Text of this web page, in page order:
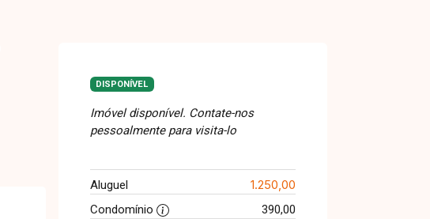
DISPONÍVEL
Imóvel disponível. Contate-nos
pessoalmente para visita-lo
Aluguel 1.250,00
Condomínio
390,00